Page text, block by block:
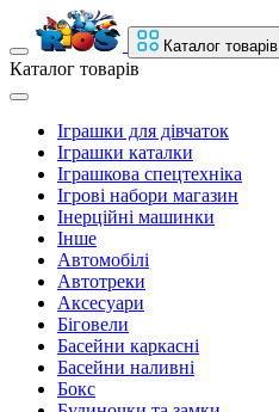
Каталог товарів
Каталог товарів
Іграшки для дівчаток
Іграшки каталки
Іграшкова спецтехніка
Ігрові набори магазин
Інерційні машинки
Інше
Автомобілі
Автотреки
Аксесуари
Біговели
Басейни каркасні
Басейни наливні
Бокс